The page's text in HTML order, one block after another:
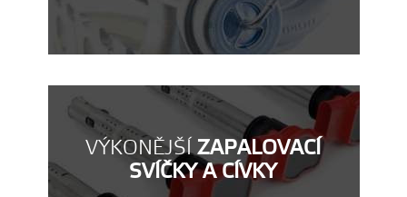
VÝKONĚJŠÍZAPALOVACÍ
SVÍČKY A CÍVKY